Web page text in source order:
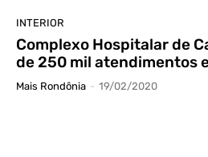
INTERIOR
Complexo Hospitalar de
de 250 mil atendimentos
Mais Rondônia - 19/02/2020